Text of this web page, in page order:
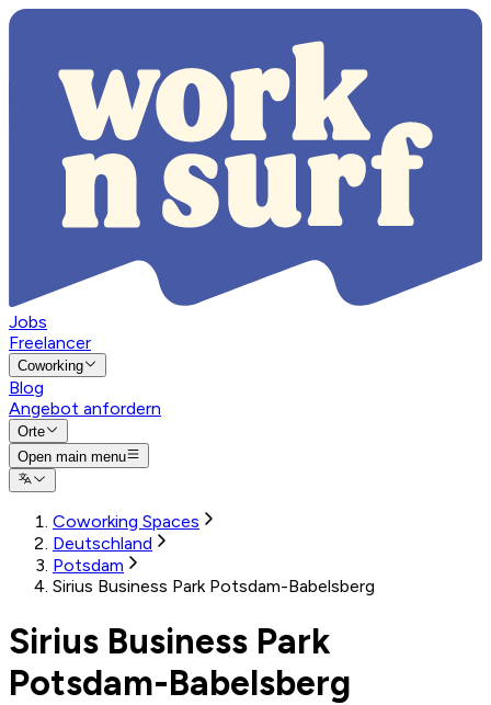
Jobs
Freelancer
Coworking
Blog
Angebot anfordern
Orte
Open main menu
Coworking Spaces
Deutschland
Potsdam
Sirius Business Park Potsdam-Babelsberg
Sirius Business Park
Potsdam-Babelsberg